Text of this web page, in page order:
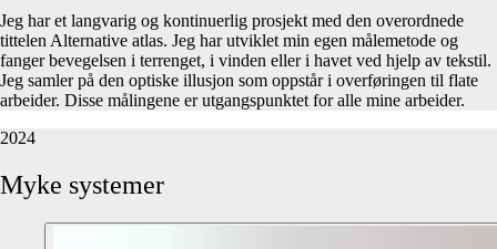
Jeg har et langvarig og kontinuerlig prosjekt med den overordnede
tittelen Alternative atlas. Jeg har utviklet min egen målemetode og
fanger bevegelsen i terrenget, i vinden eller i havet ved hjelp av tekstil.
Jeg samler på den optiske illusjon som oppstår i overføringen til flate
arbeider. Disse målingene er utgangspunktet for alle mine arbeider.
2024
Myke systemer